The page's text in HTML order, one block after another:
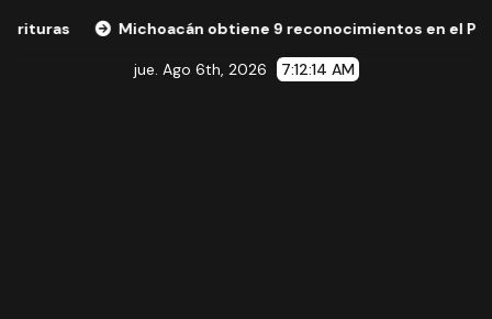
Michoacán obtiene 9 reconocimientos en el Premio
jue. Ago 6th, 2026 7:12:15 AM